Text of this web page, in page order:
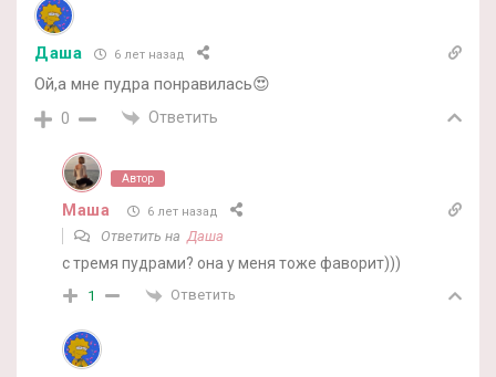
Даша 6 лет назад
Ой,а мне пудра понравилась😍
0 Ответить
Автор
Маша 6 лет назад
Ответить наДаша
с тремя пудрами? она у меня тоже фаворит)))
1 Ответить